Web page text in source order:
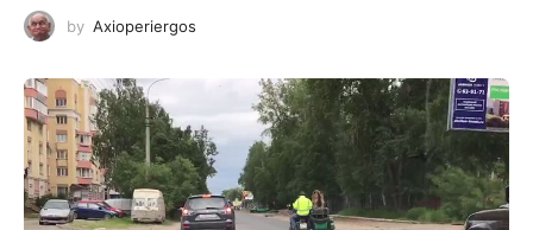
by Axioperiergos